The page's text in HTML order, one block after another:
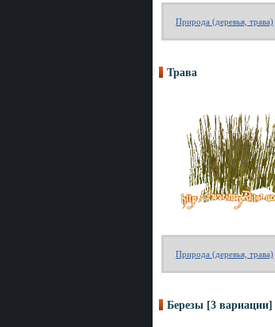
Природа (деревья, трава)
Трава
Природа (деревья, трава)
Березы [3 вариации]